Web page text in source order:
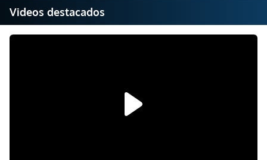
Videos destacados